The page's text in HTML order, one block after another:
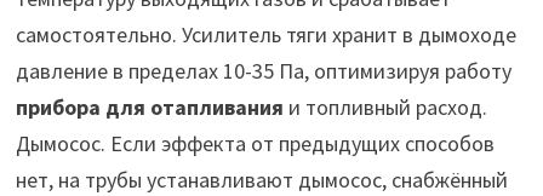
самостоятельно. Усилитель тяги хранит в дымоходе
давление в пределах 10-35 Па, оптимизируя работу
прибора для отапливания и топливный расход.
Дымосос. Если эффекта от предыдущих способов
нет, на трубы устанавливают дымосос, снабжённый